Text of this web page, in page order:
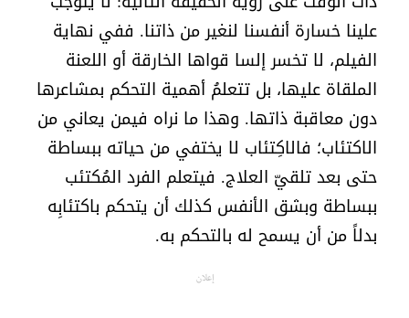
علينا خسارة أنفسنا لنغير من ذاتنا. ففي نهاية
الفيلم، لا تخسر إلسا قواها الخارقة أو اللعنة
الملقاة عليها، بل تتعلمُ أهمية التحكم بمشاعرها
دون معاقبة ذاتها. وهذا ما نراه فيمن يعاني من
الاكتئاب؛ فالاكِتئاب لا يختفي من حياته ببساطة
حتى بعد تلقيّ العلاج. فيتعلم الفرد المُكتئب
ببساطة وبشق الأنفس كذلك أن يتحكم باكتئابِه
بدلاً من أن يسمح له بالتحكم به.
إعلان